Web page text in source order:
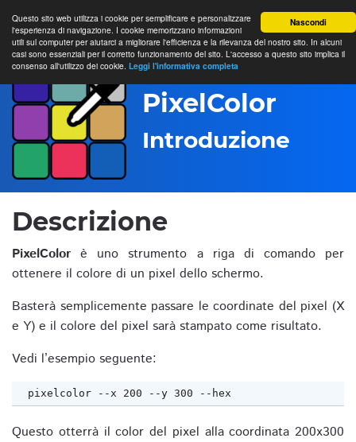
Nascondi
Questo sito web utilizza i cookie per semplificare e personalizzare
l'esperienza di navigazione. I cookie memorizzano informazioni
utili sul computer per aiutarci a migliorare l'efficienza e la rilevanza del nostro sito. In alcuni
casi sono essenziali per il corretto funzionamento del sito. L'accesso a questo sito implica il
consenso all'utilizzo dei cookie. Leggi l'informativa completa
PixelColor
Introduzione
Descrizione
PixelColor è uno strumento a riga di comando per
ottenere il colore di un pixel dello schermo.
Basterà semplicemente passare le coordinate del pixel (X
e Y) e il colore del pixel sarà stampato come risultato.
Vedi l’esempio seguente:
pixelcolor --x 200 --y 300 --hex
Questo otterrà il color del pixel alla coordinata 200x300